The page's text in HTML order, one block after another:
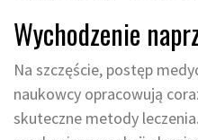
Wychodzenie
Na szczęście, postęp
naukowcy opracowują
skuteczne metody